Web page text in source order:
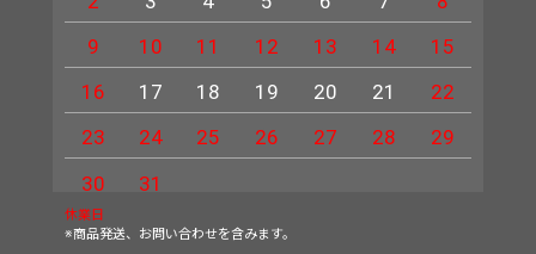
9
10 11 12 13 14
15
16
17 18 19 20 21
22
23
24 25 26 27 28
29
30
31
休業日
※商品発送、お問い合わせを含みます。